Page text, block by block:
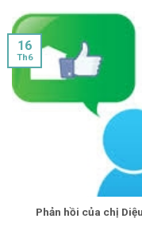
Phản hồi của chị
16
Th6